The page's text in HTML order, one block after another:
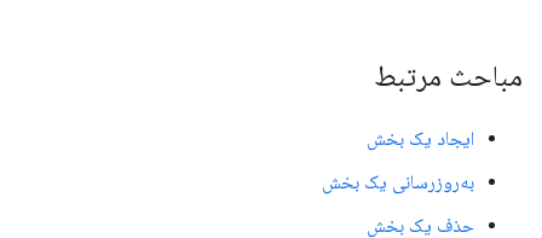
مباحث مرتبط
ایجاد یک بخش
به‌روزرسانی یک بخش
حذف یک بخش